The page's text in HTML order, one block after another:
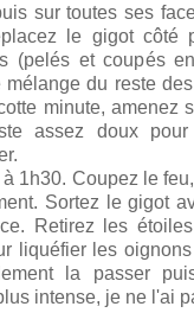
sur toutes ses
le gigot côté
(pelés et coupés
mélange du reste
minute, amenez
assez doux
1h30. Coupez le
Sortez le gigot
Retirez les
liquéfier les
la passer
intense, je ne l'ai